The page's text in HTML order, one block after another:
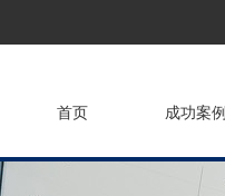
首页 成功案例